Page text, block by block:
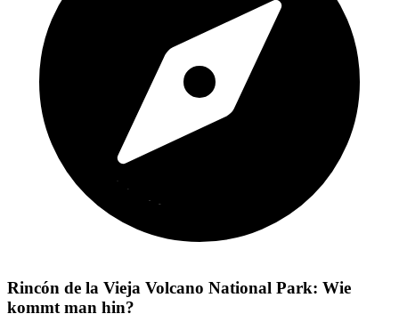
Rincón de la Vieja Volcano National Park: Wie
kommt man hin?